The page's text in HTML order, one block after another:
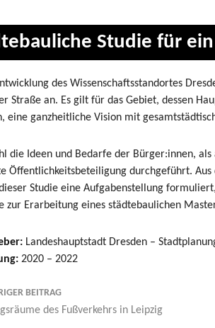
Studie für
des Wissenschaftsstandortes
Straße an. Es gilt für das Gebiet, dessen
eine ganzheitliche Vision mit
die Ideen und Bedarfe der Bürger:innen,
Öffentlichkeitsbeteiligung durchgeführt.
Studie eine Aufgabenstellung
zur Erarbeitung eines städtebaulichen
Landeshauptstadt Dresden –
2020 – 2022
BEITRAG
des Fußverkehrs in Leipzig